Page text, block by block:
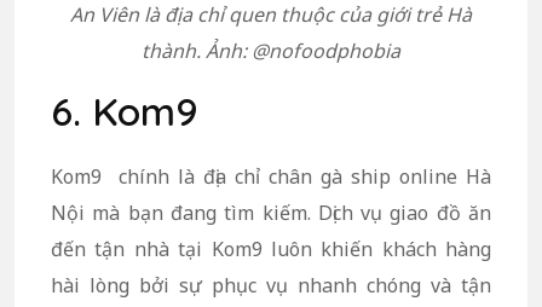
An Viên là địa chỉ quen thuộc của giới trẻ Hà
thành. Ảnh: @nofoodphobia
6. Kom9
Kom9 chính là địa chỉ chân gà ship online Hà
Nội mà bạn đang tìm kiếm. Dịch vụ giao đồ ăn
đến tận nhà tại Kom9 luôn khiến khách hàng
hài lòng bởi sự phục vụ nhanh chóng và tận